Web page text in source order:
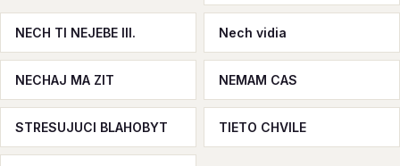
NECH TI NEJEBE III. Nech vidia
NECHAJ MA ZIT NEMAM CAS
STRESUJUCI BLAHOBYT TIETO CHVILE